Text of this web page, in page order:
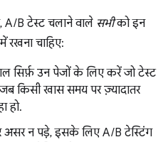
A/B टेस्ट चलाने वाले सभीको इन
रखना चाहिए:
सिर्फ़ उन पेजों के लिए करें जो टेस्ट
किसी खास समय पर ज़्यादातर
हो.
असर न पड़े, इसके लिए A/B टेस्टिंग